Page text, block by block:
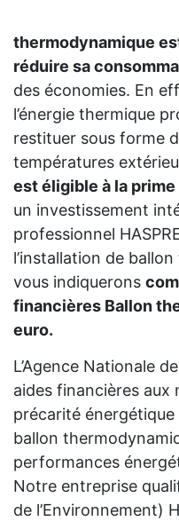
thermodynamique
réduire sa
des économies. En
l’énergie thermique
restituer sous forme
températures
est éligible à la
un investissement
professionnel
l’installation de
vous indiquerons
financières Ballon
euro.
L’Agence Nationale
aides financières aux
précarité
ballon
performances
Notre entreprise
de l’Environnement)